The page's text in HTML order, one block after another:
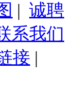
| 诚聘
系我们
接 |